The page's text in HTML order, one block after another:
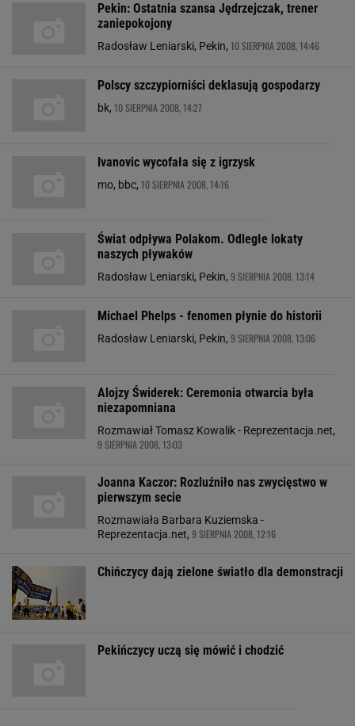
Pekin: Ostatnia szansa Jędrzejczak, trener
zaniepokojony
Radosław Leniarski, Pekin, 10 SIERPNIA 2008, 14:46
Polscy szczypiorniści deklasują gospodarzy
bk, 10 SIERPNIA 2008, 14:27
Ivanovic wycofała się z igrzysk
mo, bbc, 10 SIERPNIA 2008, 14:16
Świat odpływa Polakom. Odległe lokaty
naszych pływaków
Radosław Leniarski, Pekin, 9 SIERPNIA 2008, 13:14
Michael Phelps - fenomen płynie do historii
Radosław Leniarski, Pekin, 9 SIERPNIA 2008, 13:06
Alojzy Świderek: Ceremonia otwarcia była
niezapomniana
Rozmawiał Tomasz Kowalik - Reprezentacja.net,
9 SIERPNIA 2008, 13:03
Joanna Kaczor: Rozluźniło nas zwycięstwo w
pierwszym secie
Rozmawiała Barbara Kuziemska -
Reprezentacja.net, 9 SIERPNIA 2008, 12:16
Chińczycy dają zielone światło dla demonstracji
Pekińczycy uczą się mówić i chodzić